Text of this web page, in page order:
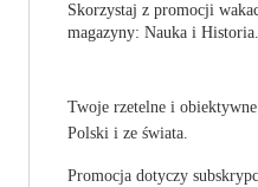
Skorzystaj z promocji
magazyny: Nauka i Historia.
Twoje rzetelne i
Polski i ze świata.
Promocja dotyczy